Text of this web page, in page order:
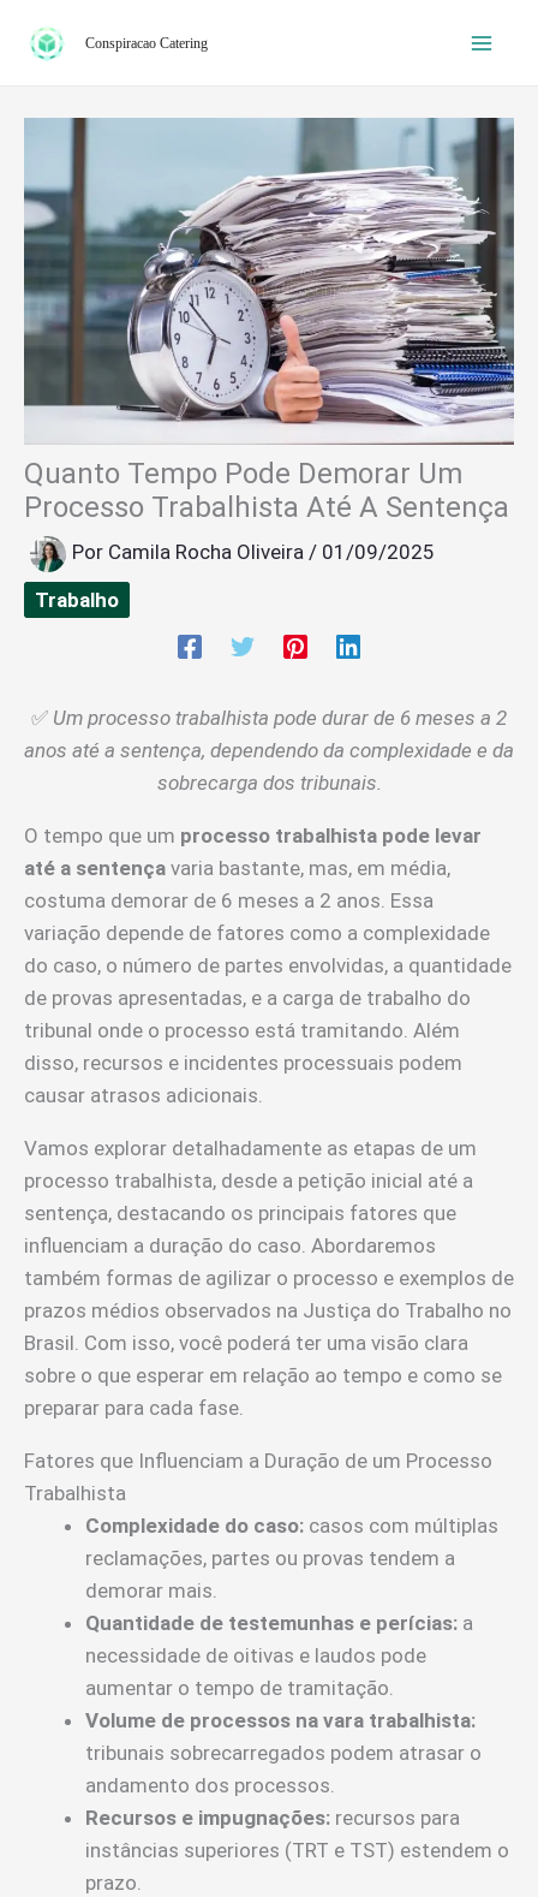
para
conteúdo
Conspiracao Catering
Quanto Tempo Pode Demorar Um
Processo Trabalhista Até A Sentença
Por Camila Rocha Oliveira / 01/09/2025
Trabalho
✅ Um processo trabalhista pode durar de 6 meses a 2
anos até a sentença, dependendo da complexidade e da
sobrecarga dos tribunais.
O tempo que um processo trabalhista pode levar
até a sentença varia bastante, mas, em média,
costuma demorar de 6 meses a 2 anos. Essa
variação depende de fatores como a complexidade
do caso, o número de partes envolvidas, a quantidade
de provas apresentadas, e a carga de trabalho do
tribunal onde o processo está tramitando. Além
disso, recursos e incidentes processuais podem
causar atrasos adicionais.
Vamos explorar detalhadamente as etapas de um
processo trabalhista, desde a petição inicial até a
sentença, destacando os principais fatores que
influenciam a duração do caso. Abordaremos
também formas de agilizar o processo e exemplos de
prazos médios observados na Justiça do Trabalho no
Brasil. Com isso, você poderá ter uma visão clara
sobre o que esperar em relação ao tempo e como se
preparar para cada fase.
Fatores que Influenciam a Duração de um Processo
Trabalhista
Complexidade do caso: casos com múltiplas
reclamações, partes ou provas tendem a
demorar mais.
Quantidade de testemunhas e perícias: a
necessidade de oitivas e laudos pode
aumentar o tempo de tramitação.
Volume de processos na vara trabalhista:
tribunais sobrecarregados podem atrasar o
andamento dos processos.
Recursos e impugnações: recursos para
instâncias superiores (TRT e TST) estendem o
prazo.